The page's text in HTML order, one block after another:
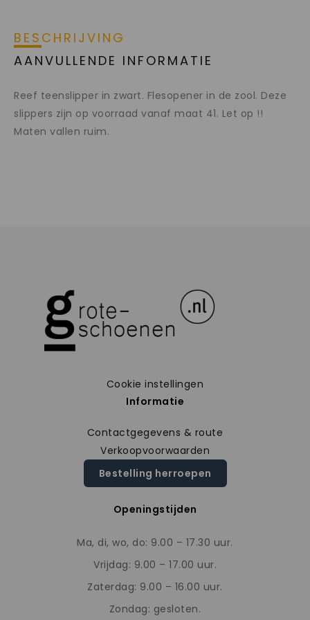
BESCHRIJVING
AANVULLENDE INFORMATIE
Reef teenslipper in zwart. Flesopener in de zool. Deze
slippers zijn op voorraad vanaf maat 41. Let op !!
Maten vallen ruim.
Cookie instellingen
Informatie
Contactgegevens & route
Verkoopvoorwaarden
Bestelling herroepen
Openingstijden
Ma, di, wo, do: 9.00 – 17.30 uur.
Vrijdag: 9.00 – 17.00 uur.
Zaterdag: 9.00 – 16.00 uur.
Zondag: gesloten.